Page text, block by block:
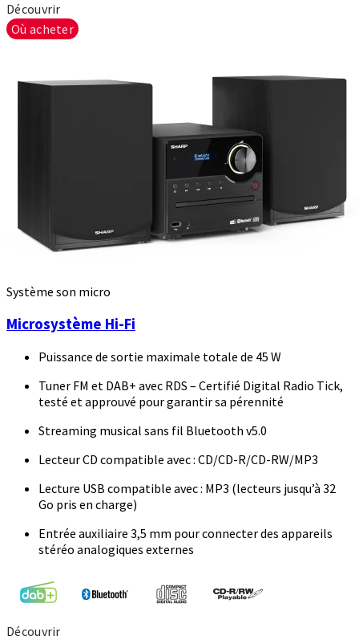
Découvrir
Où acheter
Système son micro
Microsystème Hi-Fi
Puissance de sortie maximale totale de 45 W
Tuner FM et DAB+ avec RDS – Certifié Digital Radio Tick,
testé et approuvé pour garantir sa pérennité
Streaming musical sans fil Bluetooth v5.0
Lecteur CD compatible avec : CD/CD-R/CD-RW/MP3
Lecture USB compatible avec : MP3 (lecteurs jusqu’à 32
Go pris en charge)
Entrée auxiliaire 3,5 mm pour connecter des appareils
stéréo analogiques externes
Découvrir